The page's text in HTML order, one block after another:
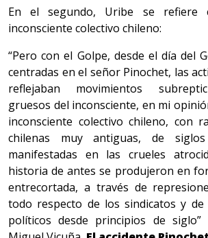
En el segundo, Uribe se refiere
inconsciente colectivo chileno:
“Pero con el Golpe, desde el día del
centradas en el señor Pinochet, las
reflejaban movimientos
gruesos del inconsciente, en mi
inconsciente colectivo chileno, con
chilenas muy antiguas, de
manifestadas en las crueles
historia de antes se produjeron en
entrecortada, a través de
todo respecto de los sindicatos y
políticos desde principios de siglo”